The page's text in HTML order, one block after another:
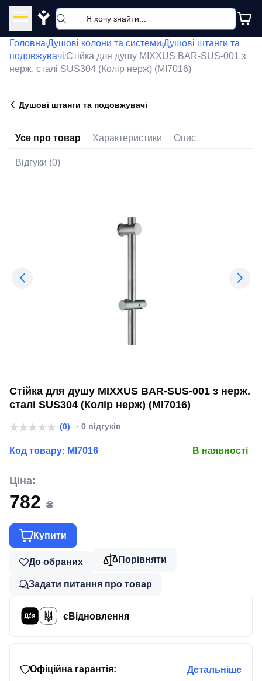
Y
Головна/Душові колони та системи/Душові штанги та
подовжувачі/Стійка для душу MIXXUS BAR-SUS-001 з
нерж. сталі SUS304 (Колір нерж) (MI7016)
Душові штанги та подовжувачі
Усе про товар Характеристики Опис
Відгуки (0)
Стійка для душу MIXXUS BAR-SUS-001 з нерж.
сталі SUS304 (Колір нерж) (MI7016)
(0) · 0 відгуків
Код товару: MI7016 В наявності
Ціна:
782 ₴
Купити
До обраних Порівняти
Задати питання про товар
єВідновлення
Офіційна гарантія: Детальніше